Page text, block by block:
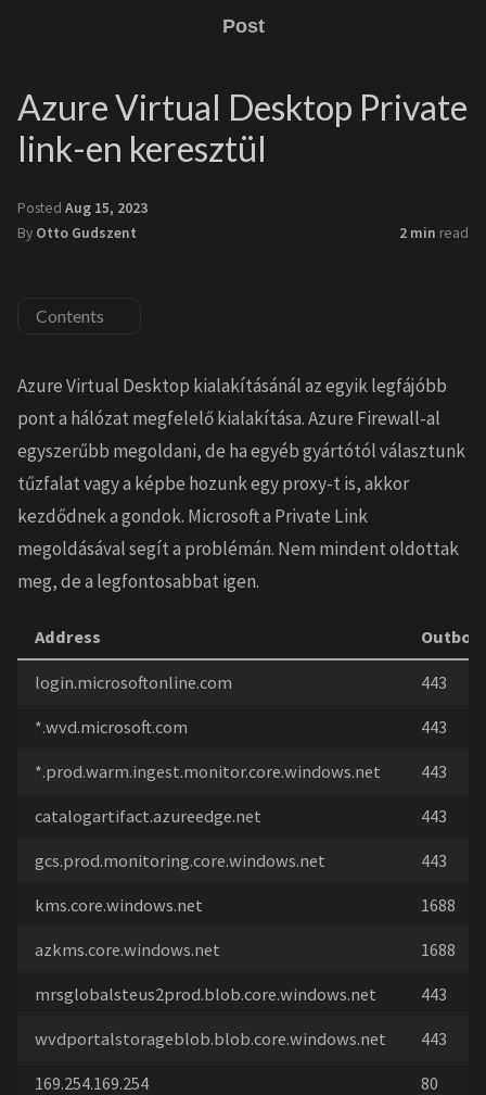
Post
Azure Virtual Desktop Private
link-en keresztül
Posted Aug 15, 2023
By Otto Gudszent 2 min read
Contents
Azure Virtual Desktop kialakításánál az egyik legfájóbb
pont a hálózat megfelelő kialakítása. Azure Firewall-al
egyszerűbb megoldani, de ha egyéb gyártótól választunk
tűzfalat vagy a képbe hozunk egy proxy-t is, akkor
kezdődnek a gondok. Microsoft a Private Link
megoldásával segít a problémán. Nem mindent oldottak
meg, de a legfontosabbat igen.
Address
login.microsoftonline.com 443
*.wvd.microsoft.com 443
*.prod.warm.ingest.monitor.core.windows.net 443
catalogartifact.azureedge.net 443
gcs.prod.monitoring.core.windows.net 443
kms.core.windows.net 1688
azkms.core.windows.net 1688
mrsglobalsteus2prod.blob.core.windows.net 443
wvdportalstorageblob.blob.core.windows.net 443
169.254.169.254 80